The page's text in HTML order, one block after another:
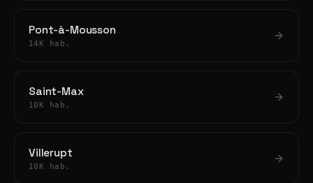
Pont-à-Mousson
14K hab.
Saint-Max
10K hab.
Villerupt
10K hab.